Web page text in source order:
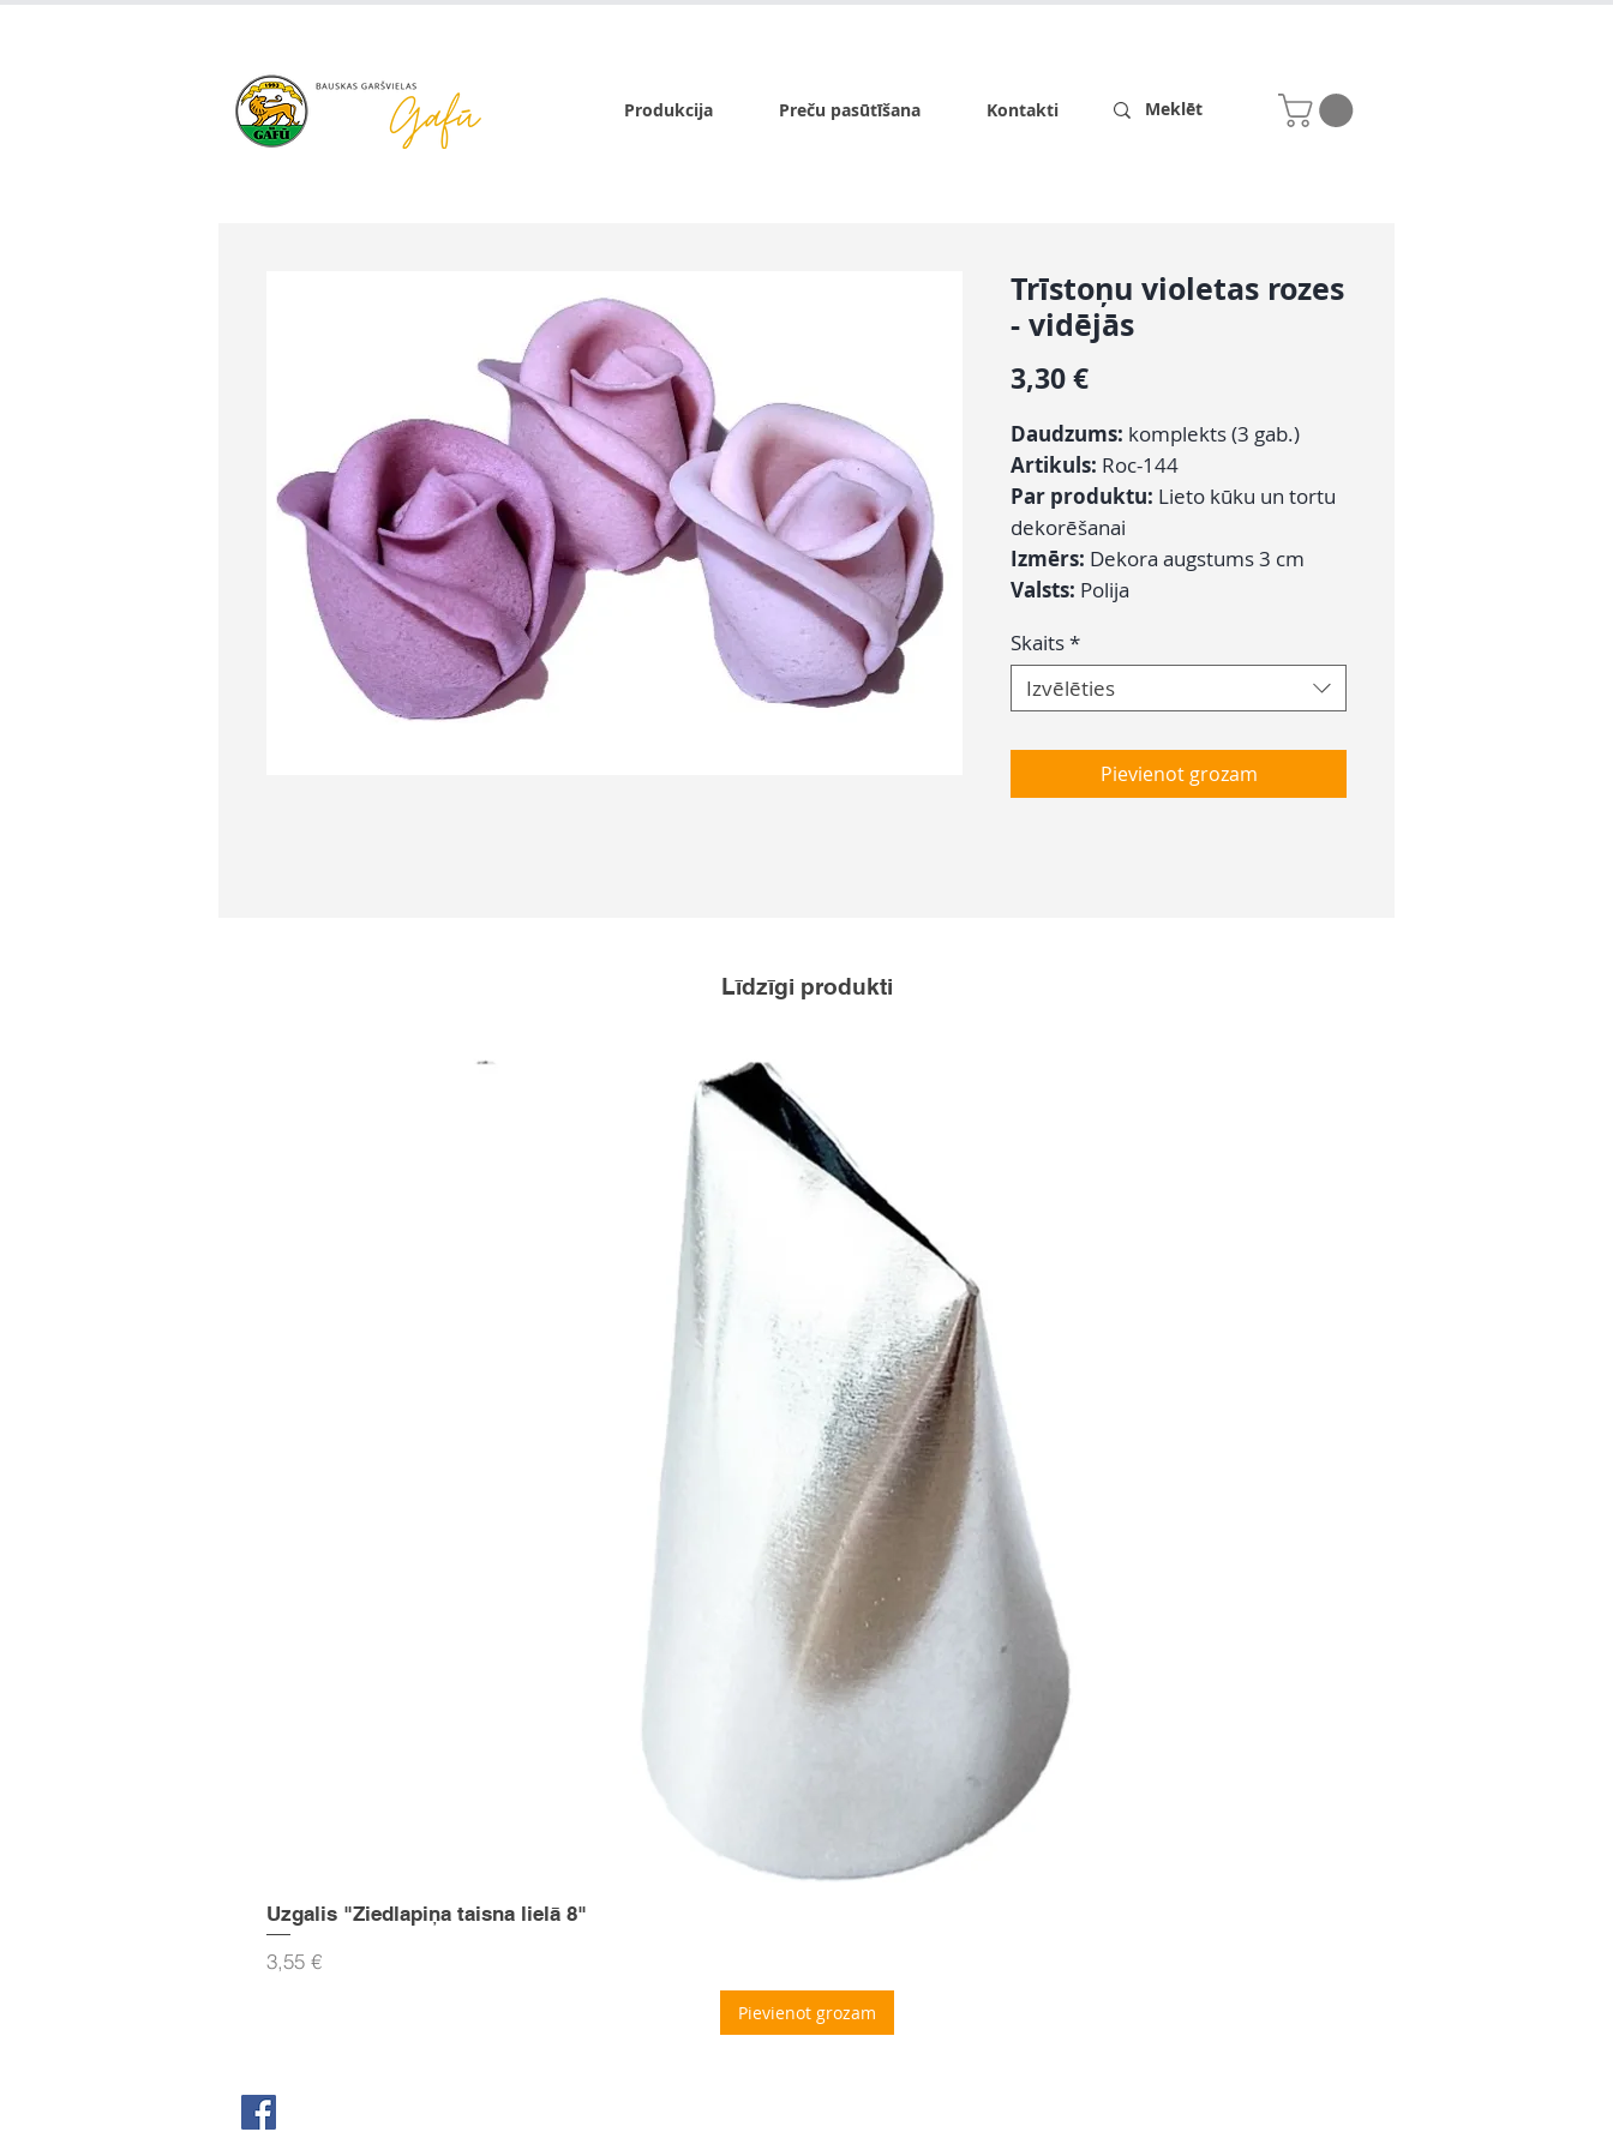
Produkcija Preču pasūtīšana Kontakti
Trīstoņu violetas rozes
- vidējās
3,30 €Cena
Daudzums: komplekts (3 gab.)
Artikuls: Roc-144
Par produktu: Lieto kūku un tortu
dekorēšanai
Izmērs: Dekora augstums 3 cm
Valsts: Polija
Skaits*
Izvēlēties
Pievienot grozam
Līdzīgi produkti
Uzgalis "Ziedlapiņa taisna lielā 8"
Cena
3,55 €
Pievienot grozam